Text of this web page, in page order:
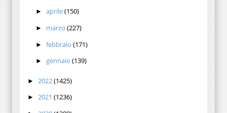
► aprile(150)
► marzo (227)
► febbraio (171)
► gennaio (139)
► 2022(1425)
► 2021 (1236)